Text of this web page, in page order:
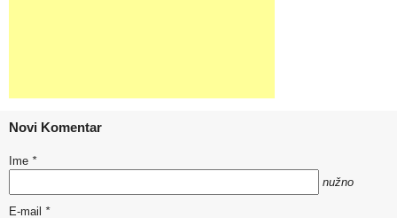
Novi Komentar
Ime *
nužno
E-mail *